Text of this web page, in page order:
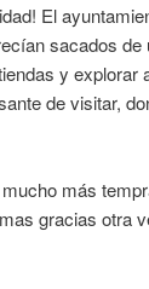
El
sacados de
y explorar
de visitar,
más
gracias otra